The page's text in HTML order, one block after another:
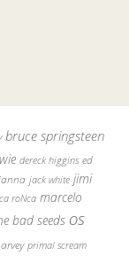
bruce springsteen
dereck higgins ed
jack white jimi
roNca marcelo
bad seeds os
primal scream